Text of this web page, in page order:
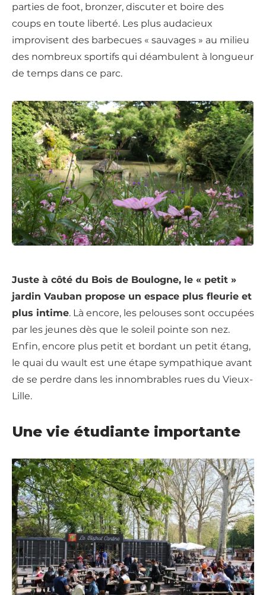
parties de foot, bronzer, discuter et boire des
coups en toute liberté. Les plus audacieux
improvisent des barbecues « sauvages » au milieu
des nombreux sportifs qui déambulent à longueur
de temps dans ce parc.
Juste à côté du Bois de Boulogne, le « petit »
jardin Vauban propose un espace plus fleurie et
plus intime. Là encore, les pelouses sont occupées
par les jeunes dès que le soleil pointe son nez.
Enfin, encore plus petit et bordant un petit étang,
le quai du wault est une étape sympathique avant
de se perdre dans les innombrables rues du Vieux-
Lille.
Une vie étudiante importante